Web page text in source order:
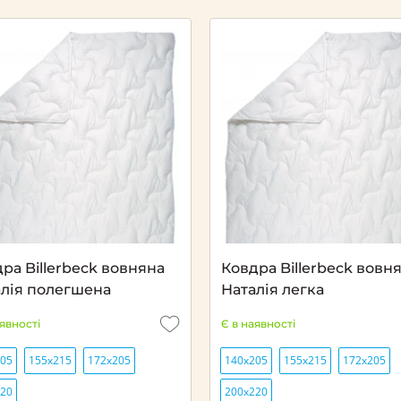
Billerbeck вовняна
полегшена
155х215 172х205
Ковдра Billerbeck
Наталія легка
Є в наявності
140х205 155х215 172х205
200х220
Next